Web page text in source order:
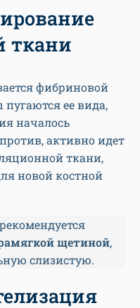
ткани
фибриновой
ее вида,
началось
активно идет
ткани,
новой костной
щетиной,
слизистую.